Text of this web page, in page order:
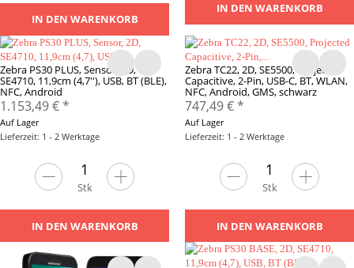
IN DEN WARENKORB
IN DEN WARENKORB
Zebra PS30 PLUS, Sensor, 2D,
SE4710, 11,9cm (4,7''), USB, BT (BLE),
NFC, Android
1.153,49 €*
Auf Lager
Lieferzeit: 1 - 2 Werktage
Stk
IN DEN WARENKORB
Zebra TC22, 2D, SE5500, Projected
Capacitive, 2-Pin, USB-C, BT, WLAN,
NFC, Android, GMS, schwarz
747,49 €*
Auf Lager
Lieferzeit: 1 - 2 Werktage
Stk
IN DEN WARENKORB